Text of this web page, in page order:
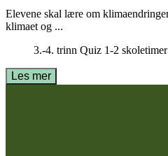
Elevene skal lære om
klimaet og ...
3.-4. trinn Quiz 1-2 skoletimer
Les mer